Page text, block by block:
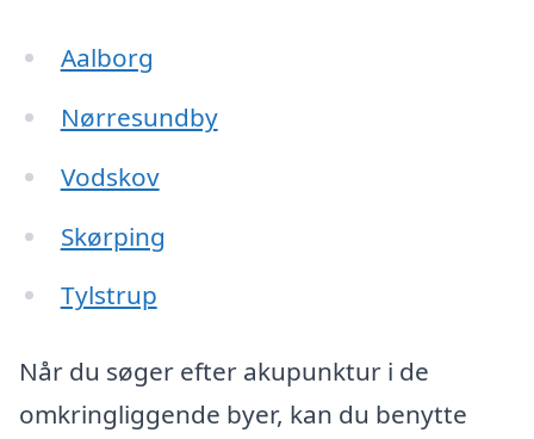
Aalborg
Nørresundby
Vodskov
Skørping
Tylstrup
Når du søger efter akupunktur i de
omkringliggende byer, kan du benytte